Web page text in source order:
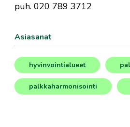
puh. 020 789 3712
Asiasanat
hyvinvointialueet
,, palkkaharmonisointi